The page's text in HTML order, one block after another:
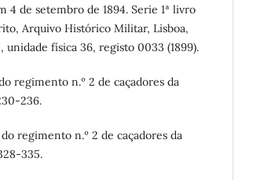
4 de setembro de 1894. Serie 1ª livro
Arquivo Histórico Militar, Lisboa,
física 36, registo 0033 (1899).
regimento n.º 2 de caçadores da
236.
regimento n.º 2 de caçadores da
335.